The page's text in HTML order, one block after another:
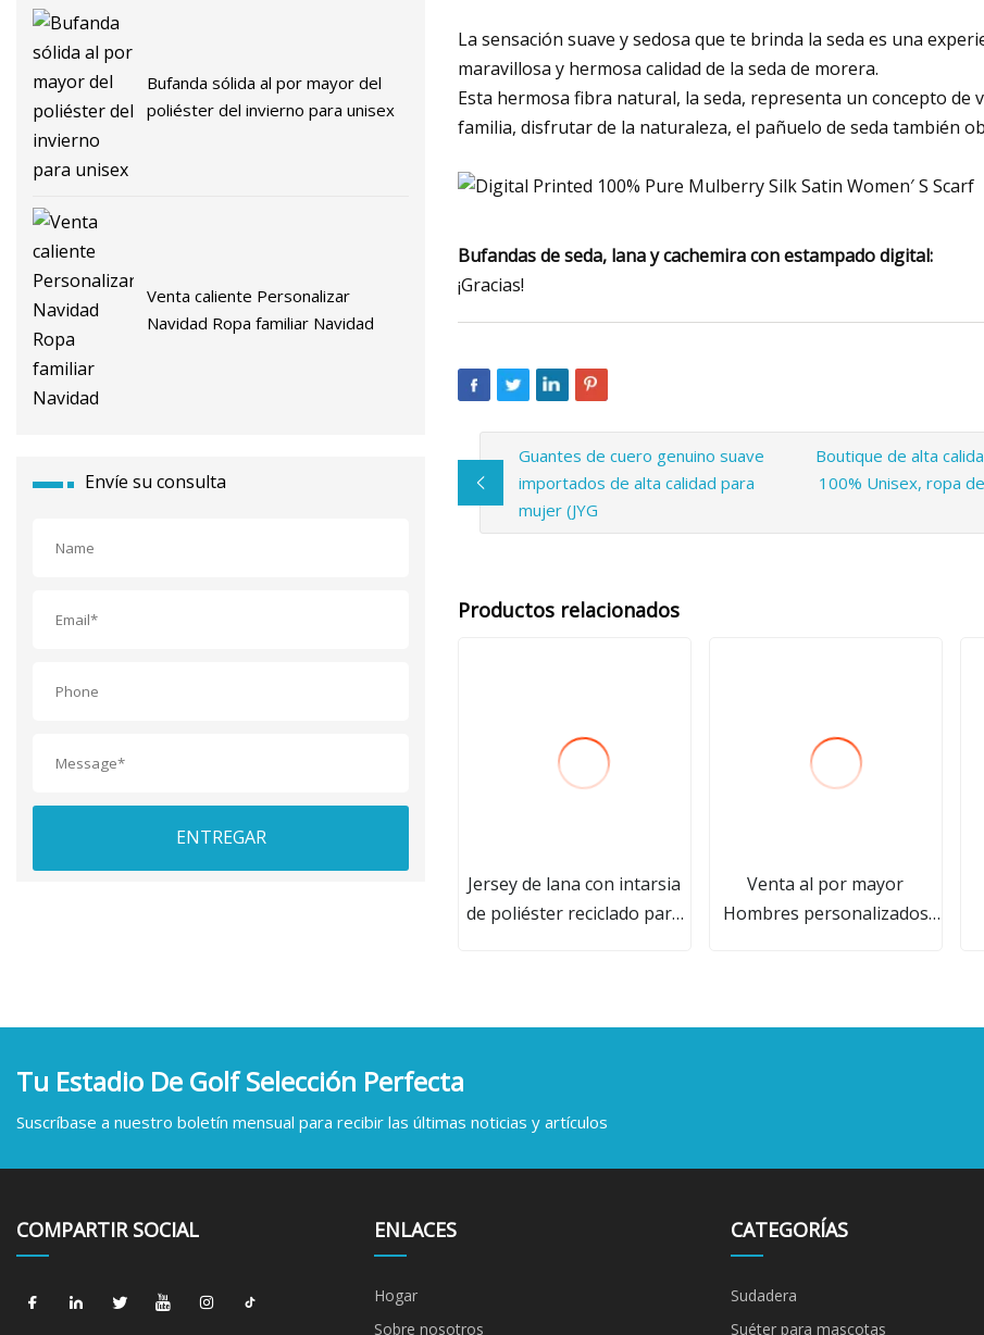
Bufanda sólida al por mayor del
poliéster del invierno para unisex
Venta caliente Personalizar
Navidad Ropa familiar Navidad
Envíe su consulta
ENTREGAR
La sensación suave y sedosa que te brinda la seda es una
maravillosa y hermosa calidad de la seda de morera.
Esta hermosa fibra natural, la seda, representa un concepto de
familia, disfrutar de la naturaleza, el pañuelo de seda también
Bufandas de seda, lana y cachemira con estampado digital:
¡Gracias!
Guantes de cuero genuino suave
importados de alta calidad para
mujer (JYG
Boutique de alta
100% Unisex, ropa
Productos relacionados
Jersey de lana con intarsia
de poliéster reciclado para
Venta al por mayor
Hombres personalizados
Sudaderas con capucha
Tu Estadio De Golf Selección Perfecta
Suscríbase a nuestro boletín mensual para recibir las últimas noticias y artículos
COMPARTIR SOCIAL ENLACES
Hogar
Sobre nosotros
CATEGORÍAS
Sudadera
Suéter para mascotas